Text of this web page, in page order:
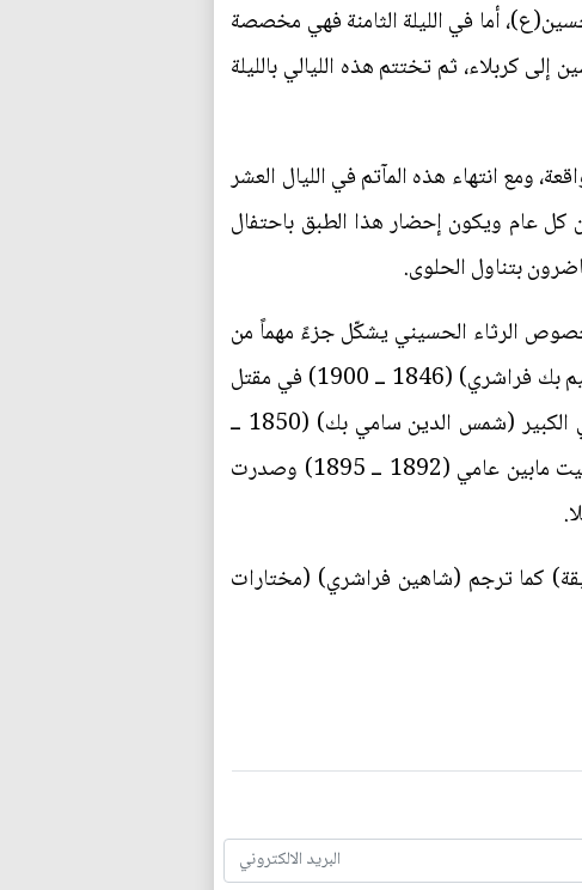
أما في الليلة الثامنة فهي مخصصة
كربلاء، ثم تختتم هذه الليالي بالليلة
ومع انتهاء هذه المآتم في الليال العشر
كل عام ويكون إحضار هذا الطبق باحتفال
بتناول الحلوى.
الرثاء الحسيني يشكّل جزءً مهماً من
الأدب الألباني بما فيه من مراثٍ ومدائح لآل البيت(ع) ومن ذلك ملحمة (كربلاء) الشعرية للشاعر (نعيم بك فراشري) (1846 ــ 1900) في مقتل
الحسين (ع) والتي تعتبر من روائع الأدب الألباني ونعيم بك فراشري هذا هو شقيق المؤلف الألباني الكبير (شمس الدين سامي بك) (1850 ــ
1904) الذي اشتهر بمؤلفاته العلمية وقد عكف نعيم على كتابة ملحمته كربلاء البالغة عشرة آلاف بيت مابين عامي (1892 ــ 1895) وصدرت
كما ترجم (شاهين فراشري) (مختارات